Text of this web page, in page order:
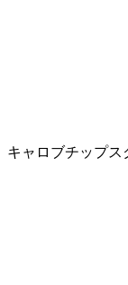
キャロブチップ